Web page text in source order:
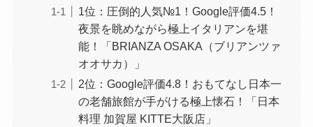
1位：圧倒的人気№1！Google評価4.5！
夜景を眺めながら極上イタリアンを堪
能！「BRIANZA OSAKA（ブリアンツァ
オオサカ）」
2位：Google評価4.8！おもてなし日本一
の老舗旅館が手がける極上懐石！「日本
料理 加賀屋 KITTE大阪店」